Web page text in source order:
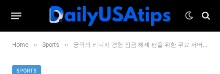
Home » Sports » 궁극의 리니지 경험 잠금 해제 팬을 위한 무료 서버는 꼭 시도해야 하는 이유
SPORTS